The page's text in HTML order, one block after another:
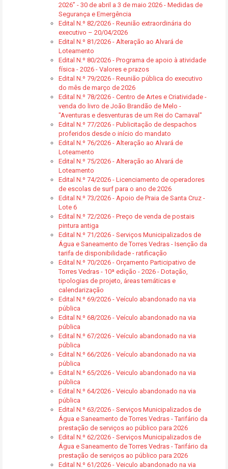
2026” - 30 de abril a 3 de maio 2026 - Medidas de
Segurança e Emergência
Edital N.º 82/2026 - Reunião extraordinária do
executivo – 20/04/2026
Edital N.º 81/2026 - Alteração ao Alvará de
Loteamento
Edital N.º 80/2026 - Programa de apoio à atividade
física - 2026 - Valores e prazos
Edital N.º 79/2026 - Reunião pública do executivo
do mês de março de 2026
Edital N.º 78/2026 - Centro de Artes e Criatividade -
venda do livro de João Brandão de Melo -
"Aventuras e desventuras de um Rei do Carnaval"
Edital N.º 77/2026 - Publicitação de despachos
proferidos desde o início do mandato
Edital N.º 76/2026 - Alteração ao Alvará de
Loteamento
Edital N.º 75/2026 - Alteração ao Alvará de
Loteamento
Edital N.º 74/2026 - Licenciamento de operadores
de escolas de surf para o ano de 2026
Edital N.º 73/2026 - Apoio de Praia de Santa Cruz -
Lote 6
Edital N.º 72/2026 - Preço de venda de postais
pintura antiga
Edital N.º 71/2026 - Serviços Municipalizados de
Água e Saneamento de Torres Vedras - Isenção da
tarifa de disponibilidade - ratificação
Edital N.º 70/2026 - Orçamento Participativo de
Torres Vedras - 10ª edição - 2026 - Dotação,
tipologias de projeto, áreas temáticas e
calendarização
Edital N.º 69/2026 - Veículo abandonado na via
pública
Edital N.º 68/2026 - Veículo abandonado na via
pública
Edital N.º 67/2026 - Veículo abandonado na via
pública
Edital N.º 66/2026 - Veículo abandonado na via
pública
Edital N.º 65/2026 - Veiculo abandonado na via
pública
Edital N.º 64/2026 - Veiculo abandonado na via
pública
Edital N.º 63/2026 - Serviços Municipalizados de
Água e Saneamento de Torres Vedras - Tarifário da
prestação de serviços ao público para 2026
Edital N.º 62/2026 - Serviços Municipalizados de
Água e Saneamento de Torres Vedras - Tarifário da
prestação de serviços ao público para 2026
Edital N.º 61/2026 - Veiculo abandonado na via